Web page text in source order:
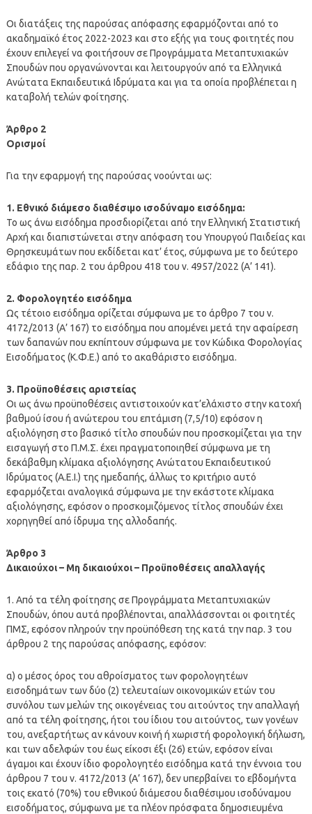
Οι διατάξεις της παρούσας απόφασης εφαρμόζονται από το
ακαδημαϊκό έτος 2022-2023 και στο εξής για τους φοιτητές που
έχουν επιλεγεί να φοιτήσουν σε Προγράμματα Μεταπτυχιακών
Σπουδών που οργανώνονται και λειτουργούν από τα Ελληνικά
Ανώτατα Εκπαιδευτικά Ιδρύματα και για τα οποία προβλέπεται η
καταβολή τελών φοίτησης.
Άρθρο 2
Ορισμοί
Για την εφαρμογή της παρούσας νοούνται ως:
1. Εθνικό διάμεσο διαθέσιμο ισοδύναμο εισόδημα:
Το ως άνω εισόδημα προσδιορίζεται από την Ελληνική Στατιστική
Αρχή και διαπιστώνεται στην απόφαση του Υπουργού Παιδείας και
Θρησκευμάτων που εκδίδεται κατ’ έτος, σύμφωνα με το δεύτερο
εδάφιο της παρ. 2 του άρθρου 418 του ν. 4957/2022 (Α’ 141).
2. Φορολογητέο εισόδημα
Ως τέτοιο εισόδημα ορίζεται σύμφωνα με το άρθρο 7 του ν.
4172/2013 (Α’ 167) το εισόδημα που απομένει μετά την αφαίρεση
των δαπανών που εκπίπτουν σύμφωνα με τον Κώδικα Φορολογίας
Εισοδήματος (Κ.Φ.Ε.) από το ακαθάριστο εισόδημα.
3. Προϋποθέσεις αριστείας
Οι ως άνω προϋποθέσεις αντιστοιχούν κατ’ελάχιστο στην κατοχή
βαθμού ίσου ή ανώτερου του επτάμιση (7,5/10) εφόσον η
αξιολόγηση στο βασικό τίτλο σπουδών που προσκομίζεται για την
εισαγωγή στο Π.Μ.Σ. έχει πραγματοποιηθεί σύμφωνα με τη
δεκάβαθμη κλίμακα αξιολόγησης Ανώτατου Εκπαιδευτικού
Ιδρύματος (Α.Ε.Ι.) της ημεδαπής, άλλως το κριτήριο αυτό
εφαρμόζεται αναλογικά σύμφωνα με την εκάστοτε κλίμακα
αξιολόγησης, εφόσον ο προσκομιζόμενος τίτλος σπουδών έχει
χορηγηθεί από ίδρυμα της αλλοδαπής.
Άρθρο 3
Δικαιούχοι – Μη δικαιούχοι – Προϋποθέσεις απαλλαγής
1. Από τα τέλη φοίτησης σε Προγράμματα Μεταπτυχιακών
Σπουδών, όπου αυτά προβλέπονται, απαλλάσσονται οι φοιτητές
ΠΜΣ, εφόσον πληρούν την προϋπόθεση της κατά την παρ. 3 του
άρθρου 2 της παρούσας απόφασης, εφόσον:
α) ο μέσος όρος του αθροίσματος των φορολογητέων
εισοδημάτων των δύο (2) τελευταίων οικονομικών ετών του
συνόλου των μελών της οικογένειας του αιτούντος την απαλλαγή
από τα τέλη φοίτησης, ήτοι του ίδιου του αιτούντος, των γονέων
του, ανεξαρτήτως αν κάνουν κοινή ή χωριστή φορολογική δήλωση,
και των αδελφών του έως είκοσι έξι (26) ετών, εφόσον είναι
άγαμοι και έχουν ίδιο φορολογητέο εισόδημα κατά την έννοια του
άρθρου 7 του ν. 4172/2013 (Α’ 167), δεν υπερβαίνει το εβδομήντα
τοις εκατό (70%) του εθνικού διάμεσου διαθέσιμου ισοδύναμου
εισοδήματος, σύμφωνα με τα πλέον πρόσφατα δημοσιευμένα